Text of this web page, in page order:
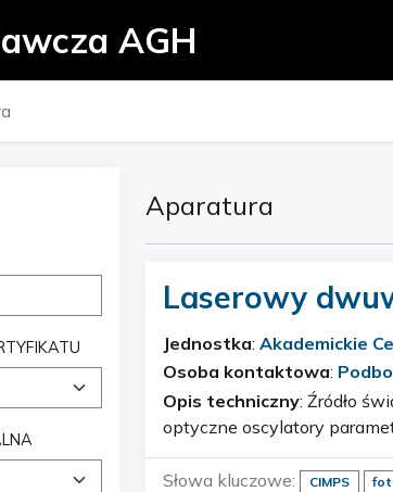
AGH
Aparatura
Laserowy
fotoelektryczny
Jednostka: Akademickie
Osoba kontaktowa:
Opis techniczny: Źródło światła: dwa lasery Opolette 355 z pompą Nd:YAG wyposażoną w
optyczne oscylatory
Słowa kluczowe:
CIMPS